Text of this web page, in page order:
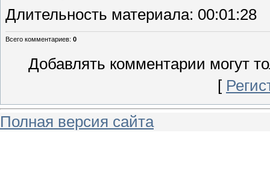
Длительность материала: 00:01:28
Всего комментариев: 0
Добавлять комментарии могут
[
Полная версия сайта